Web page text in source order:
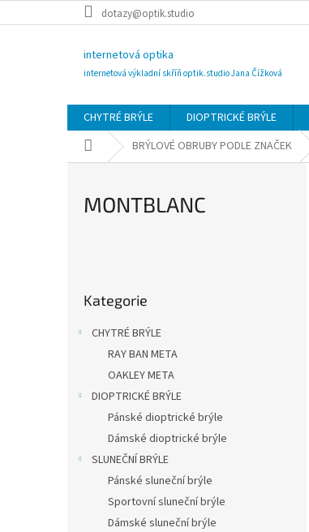
na
dotazy@optik.studio
internetová optika
internetová výkladní skříň optik.studio Jana Čížková
CHYTRÉ BRÝLE DIOPTRICKÉ BRÝLE
Domů BRÝLOVÉ OBRUBY PODLE ZNAČEK
MONTBLANC
kategorie
Kategorie
CHYTRÉ BRÝLE
RAY BAN META
OAKLEY META
DIOPTRICKÉ BRÝLE
Pánské dioptrické brýle
Dámské dioptrické brýle
SLUNEČNÍ BRÝLE
Pánské sluneční brýle
Sportovní sluneční brýle
Dámské sluneční brýle